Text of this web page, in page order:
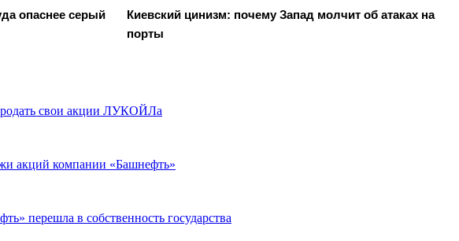
опаснее серый
Киевский цинизм: почему Запад молчит об атаках на
порты
свои акции ЛУКОЙЛа
акций компании «Башнефть»
перешла в собственность государства